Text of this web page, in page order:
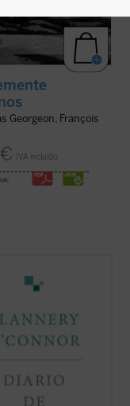
Georgeon, François
€ IVA incluido
de «cartas dirigidas a
de que estaba haciendo
en su vida.... (ver ficha)